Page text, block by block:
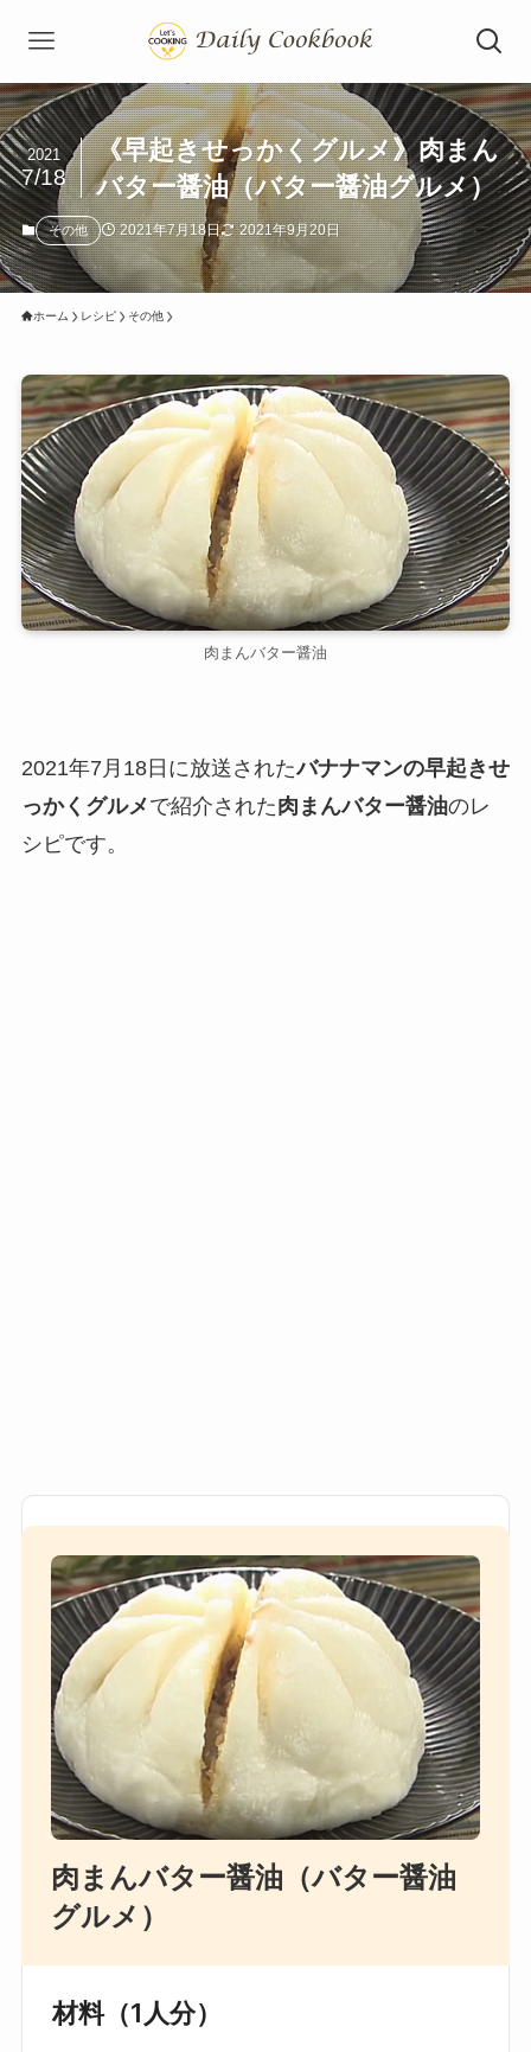
《早起きせっかくグルメ》肉まん
バター醤油（バター醤油グルメ）
2021
7/18
その他 2021年7月18日 2021年9月20日
ホーム レシピ その他
肉まんバター醤油
2021年7月18日に放送されたバナナマンの早起きせ
っかくグルメで紹介された肉まんバター醤油のレ
シピです。
肉まんバター醤油（バター醤油
グルメ）
材料（1人分）